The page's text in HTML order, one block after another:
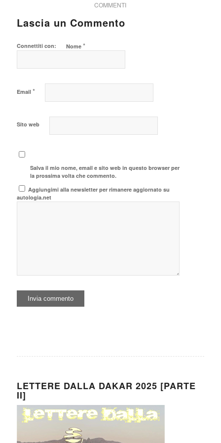
COMMENTI
Lascia un Commento
Connettiti con: Nome *
Email *
Sito web
Salva il mio nome, email e sito web in questo browser per
la prossima volta che commento.
Aggiungimi alla newsletter per rimanere aggiornato su
autologia.net
LETTERE DALLA DAKAR 2025 [PARTE
II]